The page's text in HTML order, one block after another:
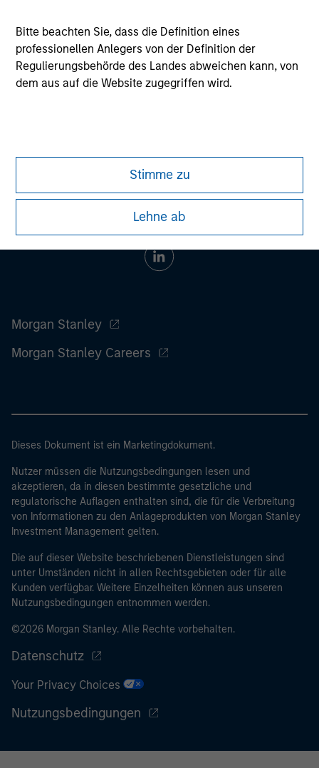
Bitte beachten Sie, dass die Definition eines
professionellen Anlegers von der Definition der
Regulierungsbehörde des Landes abweichen kann, von
dem aus auf die Website zugegriffen wird.
Stimme zu
Lehne ab
should seek independent legal and financial advice, including
advice as to tax consequences, before making any
investment decision.
Morgan Stanley
Morgan Stanley Careers
Dieses Dokument ist ein Marketingdokument.
Nutzer müssen die Nutzungsbedingungen lesen und
akzeptieren, da in diesen bestimmte gesetzliche und
regulatorische Auflagen enthalten sind, die für die Verbreitung
von Informationen zu den Anlageprodukten von Morgan Stanley
Investment Management gelten.
Die auf dieser Website beschriebenen Dienstleistungen sind
unter Umständen nicht in allen Rechtsgebieten oder für alle
Kunden verfügbar. Weitere Einzelheiten können aus unseren
Nutzungsbedingungen entnommen werden.
©2026 Morgan Stanley. Alle Rechte vorbehalten.
Datenschutz
Your Privacy Choices
Nutzungsbedingungen